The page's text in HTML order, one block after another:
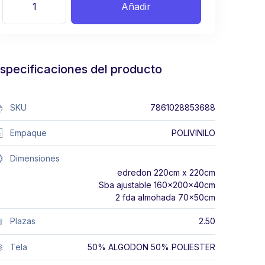
Añadir
del producto
7861028853688
SKU
POLIVINILO
Empaque
Dimensiones
edredon 220cm x 220cm
Sba ajustable 160x200x40cm
2 fda almohada 70x50cm
2.50
Plazas
50% ALGODON 50% POLIESTER
Tela